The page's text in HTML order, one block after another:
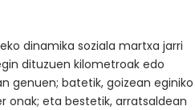
dinamika soziala martxa jarri
dituzuen kilometroak edo
genuen; batetik, goizean eginiko
onak; eta bestetik, arratsaldean